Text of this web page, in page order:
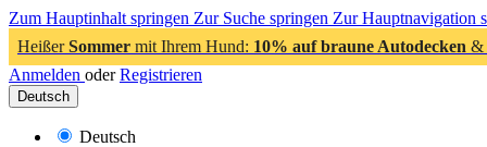
Zum Hauptinhalt springen Zur Suche springen Zur Hauptnavigation
HeißerSommer mit Ihrem Hund: 10% auf braune Autodecken &
Anmelden oder Registrieren
Deutsch
Deutsch